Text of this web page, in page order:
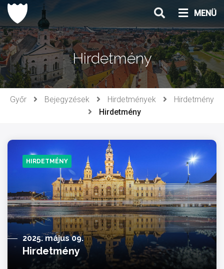
Ugrás
tartalomhoz
MENÜ
Hirdetmény
Győr Bejegyzések Hirdetmények
Hirdetmény
Hirdetmény
HIRDETMÉNY
2025. május 09.
Hirdetmény